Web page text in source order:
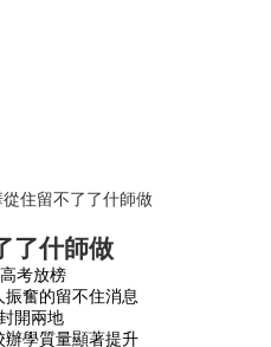
住留不了了什師做
了什師做
考放榜
奮的留不住消息
開兩地
辦學質量顯著提升